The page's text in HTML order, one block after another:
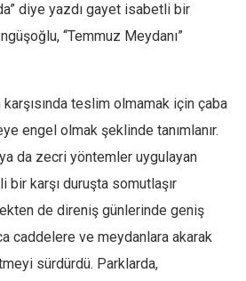
diye yazdı gayet isabetli bir
“Temmuz Meydanı”
karşısında teslim olmamak için çaba
engel olmak şeklinde tanımlanır.
da zecri yöntemler uygulayan
bir karşı duruşta somutlaşır
de direniş günlerinde geniş
caddelere ve meydanlara akarak
sürdürdü. Parklarda,